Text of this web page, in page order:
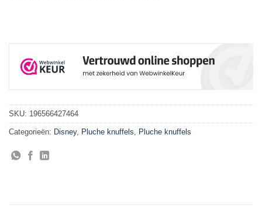
SKU: 196566427464
Categorieën: Disney, Pluche knuffels Pluche knuffels